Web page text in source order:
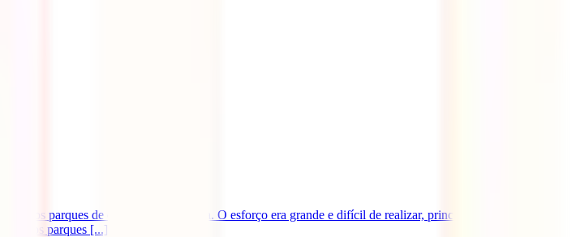
os parques de diversões da Europa. O esforço era grande e difícil de realizar, principalmente por uma
vários parques [...].